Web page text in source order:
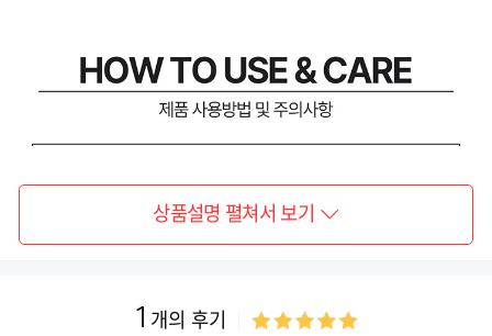
상품설명 펼쳐서 보기
1 개의 후기